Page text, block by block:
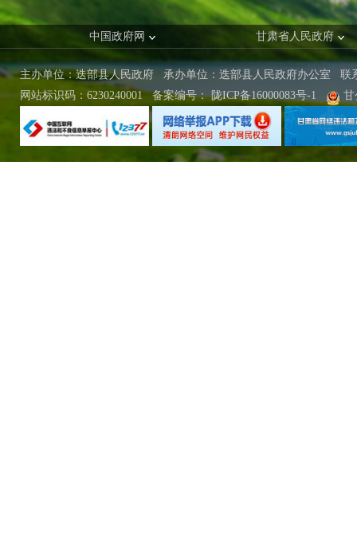
中国政府网 甘肃省人民政府
主办单位：迭部县人民政府 承办单位：迭部县人民政府办公室 联
网站标识码：6230240001
备案编号： 陇ICP备16000083号-1 甘